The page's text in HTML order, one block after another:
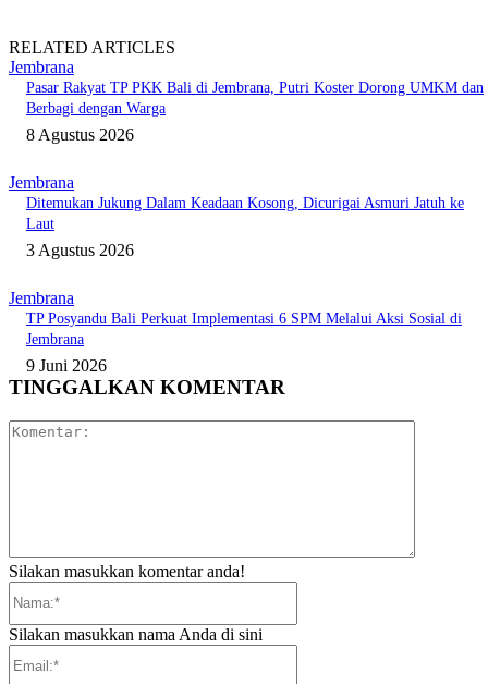
RELATED ARTICLES
Jembrana
Pasar Rakyat TP PKK Bali di Jembrana, Putri Koster Dorong UMKM dan
Berbagi dengan Warga
8 Agustus 2026
Jembrana
Ditemukan Jukung Dalam Keadaan Kosong, Dicurigai Asmuri Jatuh ke
Laut
3 Agustus 2026
Jembrana
TP Posyandu Bali Perkuat Implementasi 6 SPM Melalui Aksi Sosial di
Jembrana
9 Juni 2026
TINGGALKAN KOMENTAR
Silakan masukkan komentar anda!
Silakan masukkan nama Anda di sini